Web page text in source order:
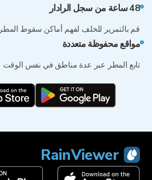
48 ساعة من سجل الرادار
قم بالتمرير للخلف لفهم أماكن سقوط المطر
مواقع محفوظة متعددة
تابع المطر عبر عدة مناطق في نفس الوقت
RainViewer